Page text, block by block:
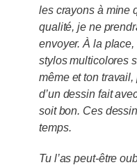
les crayons à mine
qualité, je ne
envoyer. À la
stylos multicolores
même et ton travail,
d’un dessin fait
soit bon. Ces
temps.
Tu l’as peut-être